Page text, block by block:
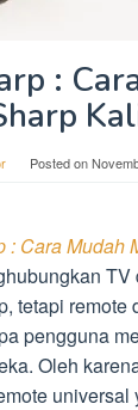
:
Posted on
: Cara Mudah
tetapi
pengguna
Oleh